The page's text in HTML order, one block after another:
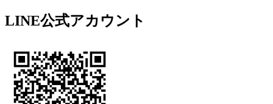
LINE公式アカウント